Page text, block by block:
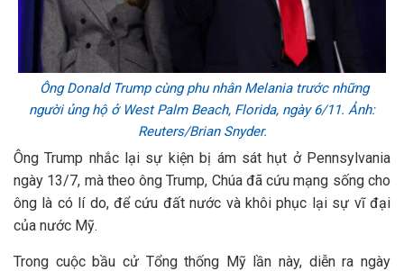
Ông Donald Trump cùng phu nhân Melania trước những
người ủng hộ ở West Palm Beach, Florida, ngày 6/11. Ảnh:
Reuters/Brian Snyder.
Ông Trump nhắc lại sự kiện bị ám sát hụt ở Pennsylvania
ngày 13/7, mà theo ông Trump, Chúa đã cứu mạng sống cho
ông là có lí do, để cứu đất nước và khôi phục lại sự vĩ đại
của nước Mỹ.
Trong cuộc bầu cử Tổng thống Mỹ lần này, diễn ra ngày